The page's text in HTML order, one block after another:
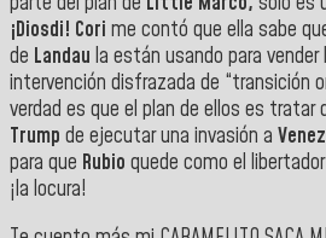
¡Diosdi! Cori me contó que ella sabe
de Landau la están usando para vender
intervención disfrazada de “transición
verdad es que el plan de ellos es tratar
Trump de ejecutar una invasión a
para que Rubio quede como el
¡la locura!